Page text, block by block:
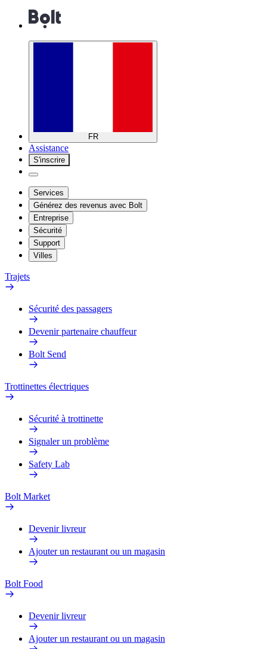
FR
Assistance
S'inscrire
Services
Générez des revenus avec Bolt
Entreprise
Sécurité
Support
Villes
Trajets
Sécurité des passagers
Devenir partenaire chauffeur
Bolt Send
Trottinettes électriques
Sécurité à trottinette
Signaler un problème
Safety Lab
Bolt Market
Devenir livreur
Ajouter un restaurant ou un magasin
Bolt Food
Devenir livreur
Ajouter un restaurant ou un magasin